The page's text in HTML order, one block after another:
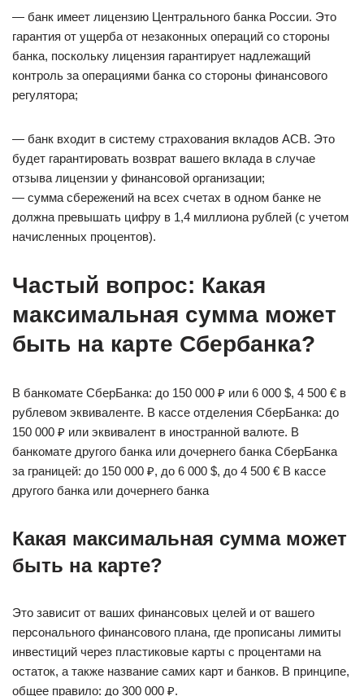
— банк имеет лицензию Центрального банка России. Это
гарантия от ущерба от незаконных операций со стороны
банка, поскольку лицензия гарантирует надлежащий
контроль за операциями банка со стороны финансового
регулятора;
— банк входит в систему страхования вкладов АСВ. Это
будет гарантировать возврат вашего вклада в случае
отзыва лицензии у финансовой организации;
— сумма сбережений на всех счетах в одном банке не
должна превышать цифру в 1,4 миллиона рублей (с учетом
начисленных процентов).
Частый вопрос: Какая
максимальная сумма может
быть на карте Сбербанка?
В банкомате СберБанка: до 150 000 ₽ или 6 000 $, 4 500 € в
рублевом эквиваленте. В кассе отделения СберБанка: до
150 000 ₽ или эквивалент в иностранной валюте. В
банкомате другого банка или дочернего банка СберБанка
за границей: до 150 000 ₽, до 6 000 $, до 4 500 € В кассе
другого банка или дочернего банка
Какая максимальная сумма может
быть на карте?
Это зависит от ваших финансовых целей и от вашего
персонального финансового плана, где прописаны лимиты
инвестиций через пластиковые карты с процентами на
остаток, а также название самих карт и банков. В принципе,
общее правило: до 300 000 ₽.